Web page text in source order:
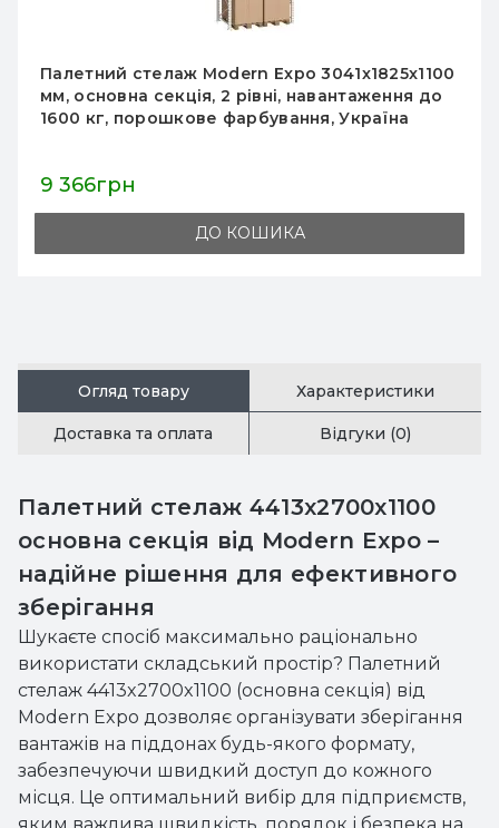
Палетний стелаж Modern Expo 2584х1825х1100
мм, приставна секція, до 1600 кг/рівень,
порошкове фарбування, Україна, 2 роки
3 942грн
ДО КОШИКА
Огляд товару Характеристики
Доставка та оплата Відгуки (0)
Палетний стелаж 4413x2700x1100
основна секція від Modern Expo –
надійне рішення для ефективного
зберігання
Шукаєте спосіб максимально раціонально
використати складський простір? Палетний
стелаж 4413x2700x1100 (основна секція) від
Modern Expo дозволяє організувати зберігання
вантажів на піддонах будь-якого формату,
забезпечуючи швидкий доступ до кожного
місця. Це оптимальний вибір для підприємств,